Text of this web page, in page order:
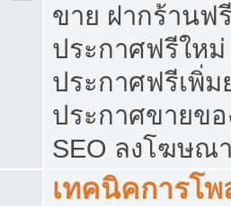
ขาย ฝากร้านฟ
ประกาศฟรีใหม่
ประกาศฟรีเพิ่
ประกาศขายข
SEO ลงโฆษณ
เทคนิคการโ